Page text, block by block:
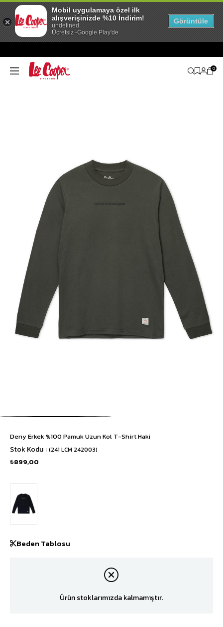
0
Deny Erkek %100 Pamuk Uzun Kol T-Shirt Haki
Stok Kodu (241 LCM 242003)
₺899,00
Beden Tablosu
Ürün stoklarımızda kalmamıştır.
Mobil uygulamaya özel ilk
alışverişinizde %10 İndirim!
undefined
Ücretsiz -Google Play'de
Görüntüle